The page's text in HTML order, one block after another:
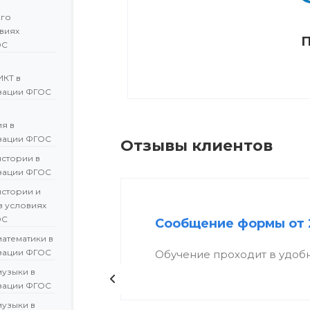
в
ФГОС
в
ФГОС
в
ФГОС
и
условиях
в
ФГОС
в
ФГОС
в
Отзывы клиентов
Сообщение формы от
Обучение проходит в